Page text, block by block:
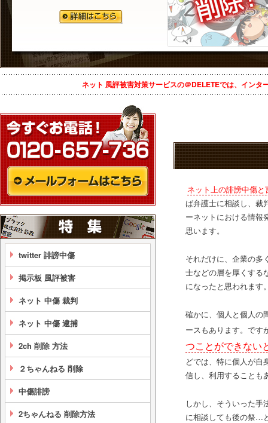
ネット 風評被害対策サービスの＠DELETEでは、イン
ネット上の誹謗中傷
ば弁護士に相談し、裁
ーネットにおける情報
思います。
それだけに、企業の多
士などの層を厚くする
になったと思われます
確かに、個人と個人の
ースもあります。です
つことができない
どでは、特に個人が自
信し、利用することも
しかし、そういった手
に相談しても後の祭…
twitter 誹謗中傷
掲示板 風評被害
ネット 中傷 裁判
ネット 中傷 逮捕
2ch 削除 方法
２ちゃんねる 削除
中傷誹謗
2ちゃんねる 削除方法